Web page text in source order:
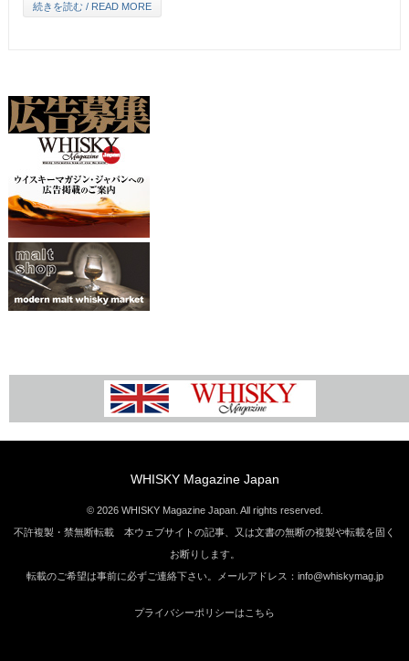
続きを読む / READ MORE
WHISKY Magazine Japan
© 2026 WHISKY Magazine Japan. All rights reserved.
不許複製・禁無断転載 本ウェブサイトの記事、又は文書の無断の複製や転載を固く
お断りします。
転載のご希望は事前に必ずご連絡下さい。メールアドレス：info@whiskymag.jp
プライバシーポリシーはこちら